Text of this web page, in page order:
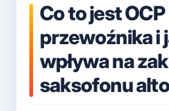
Co to jest OCP
przewoźnika i
wpływa na
saksofonu